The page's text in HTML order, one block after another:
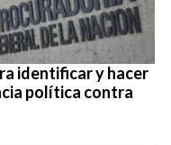
identificar y hacer
política contra